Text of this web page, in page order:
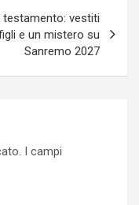
testamento: vestiti
e un mistero su
Sanremo 2027
I campi